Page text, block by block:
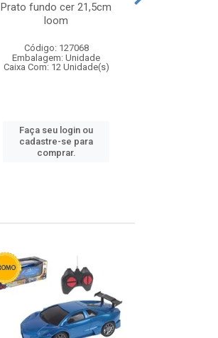
Prato fundo cer 21,5cm
loom
Código: 127068
Embalagem: Unidade
Caixa Com: 12 Unidade(s)
Faça seu login ou
cadastre-se para
comprar.